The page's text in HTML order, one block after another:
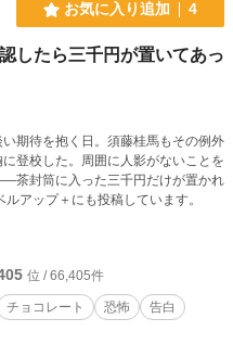
』という特殊能力を持った少女た
また愛する少年のハートを奪うため
ベルアッププラス）でも掲載。
お気に入り追加 4
したら三千円が置いてあっ
期待を抱く日。須藤桂馬もその例外
登校した。周囲に人影がないことを
茶封筒に入った三千円だけが置かれ
ベルアップ＋にも投稿しています。
位 / 66,405件
チョコレート 恐怖
告白